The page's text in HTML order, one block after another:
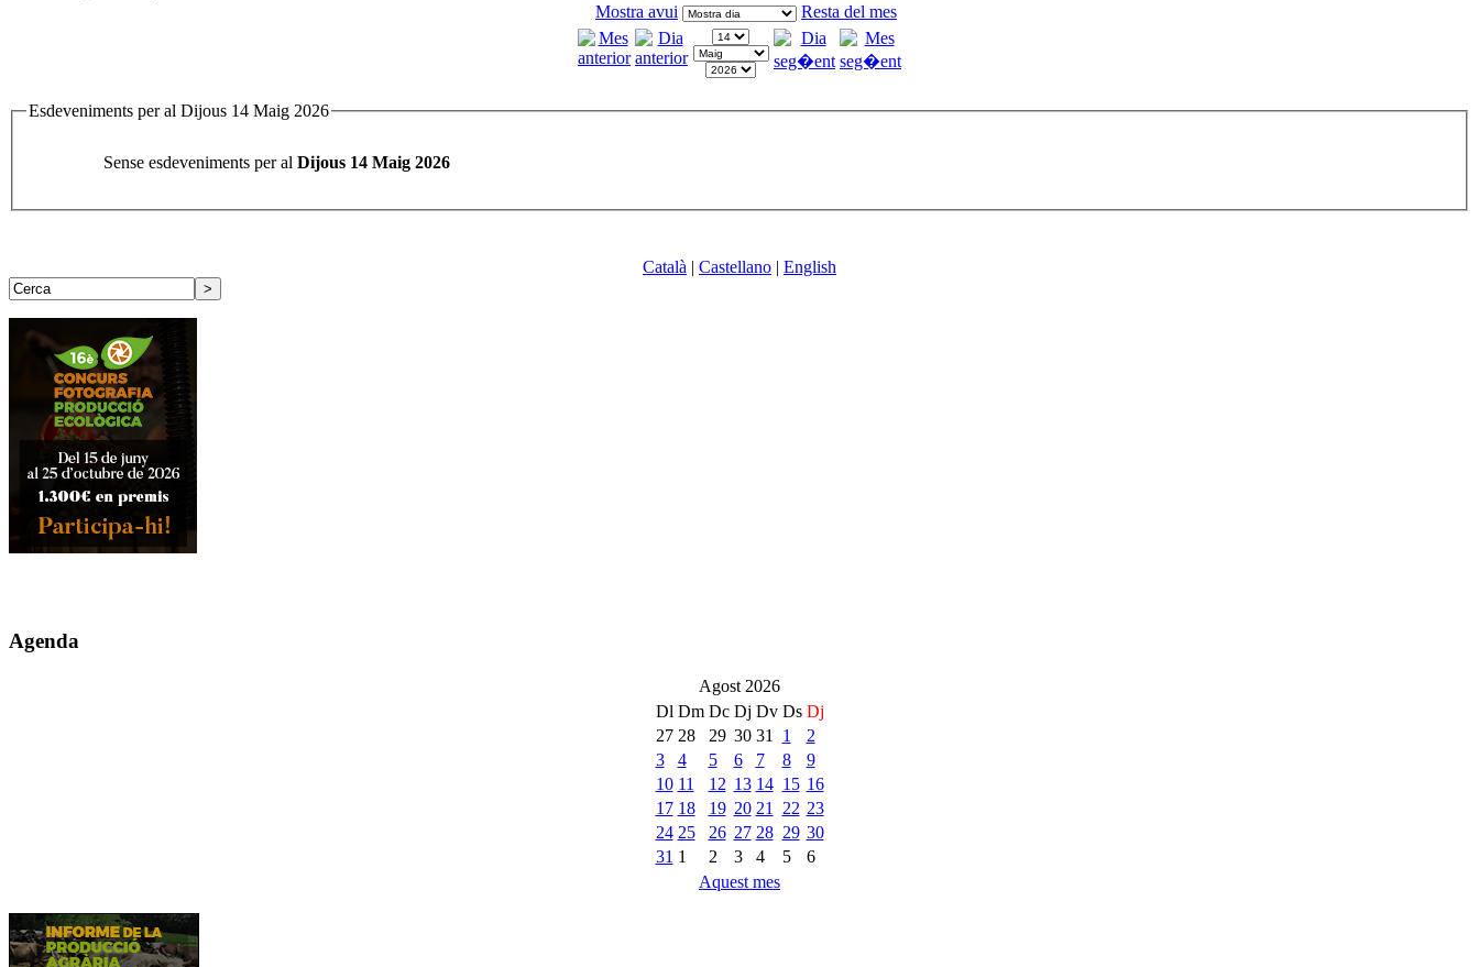
Mostra avui
Resta del mes
Esdeveniments per al Dijous 14 Maig 2026
Sense esdeveniments per al Dijous 14 Maig 2026
Català | Castellano | English
Agenda
Agost 2026
Dl Dm Dc Dj Dv Ds Dj
27 28 29 30 31 1
2
3
4 5 6 7 8
9
10 11 12 13 14 15 16
17 18 19 20 21 22 23
24 25 26 27 28 29 30
31 1 2 3 4 5
6
Aquest mes